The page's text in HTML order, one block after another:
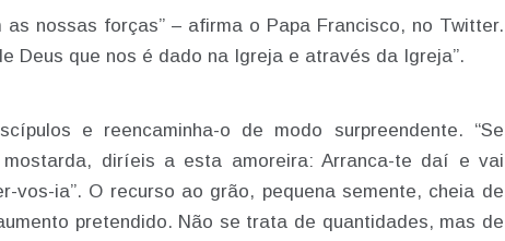
nossas forças” – afirma o Papa Francisco, no Twitter.
Deus que nos é dado na Igreja e através da Igreja”.
e reencaminha-o de modo surpreendente. “Se
diríeis a esta amoreira: Arranca-te daí e vai
vos-ia”. O recurso ao grão, pequena semente, cheia de
pretendido. Não se trata de quantidades, mas de